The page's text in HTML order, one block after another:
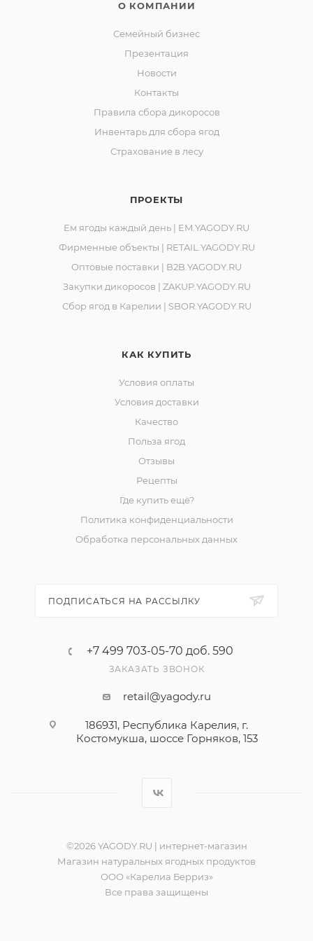
ТУ 9165-039-00493534-10.
Изготовитель: Сельскохозяйственный
потребительский перерабатывающий сбытовой
кооператив «Ягоды Карелии».
Ленинградская обл., Ломоносовский р-он, д.
Лопухинка, ул. Советская, д. 1, корп. А, пом. 2.
Замороженную продукцию вы можете
приобрести в магазинах "Ягоды Карелии" по
- г. Костомукша, шоссе Горняков, 153
- г. Алматы, Республика Казахстан, ул. Пушкина 75
О КОМПАНИИ
Семейный бизнес
Презентация
Новости
Контакты
Правила сбора дикоросов
Инвентарь для сбора ягод
Страхование в лесу
ПРОЕКТЫ
Ем ягоды каждый день | EM.YAGODY.RU
Фирменные объекты | RETAIL.YAGODY.RU
Оптовые поставки | B2B.YAGODY.RU
Закупки дикоросов | ZAKUP.YAGODY.RU
Сбор ягод в Карелии | SBOR.YAGODY.RU
КАК КУПИТЬ
Условия оплаты
Условия доставки
Качество
Польза ягод
Отзывы
Рецепты
Где купить ещё?
Политика конфиденциальности
Обработка персональных данных
ПОДПИСАТЬСЯ НА РАССЫЛКУ
+7 499 703-05-70 доб. 590
ЗАКАЗАТЬ ЗВОНОК
retail@yagody.ru
186931, Республика Карелия, г.
Костомукша, шоссе Горняков, 153
©2026 YAGODY.RU | интернет-магазин
Магазин натуральных ягодных продуктов
ООО «Карелиа Берриз»
Все права защищены